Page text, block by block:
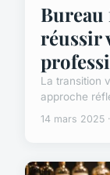
réussir
La transition
approche
14 mars 2025